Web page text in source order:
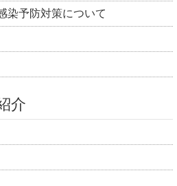
染予防対策について
介